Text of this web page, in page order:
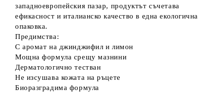
западноевропейския пазар, продуктът съчетава
ефикасност и италианско качество в една екологична
опаковка.
Предимства:
С аромат на джинджифил и лимон
Мощна формула срещу мазнини
Дерматологично тестван
Не изсушава кожата на ръцете
Биоразградима формула